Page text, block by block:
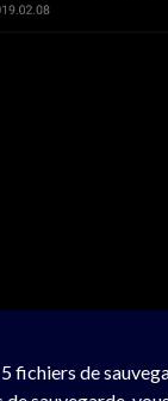
fichiers de